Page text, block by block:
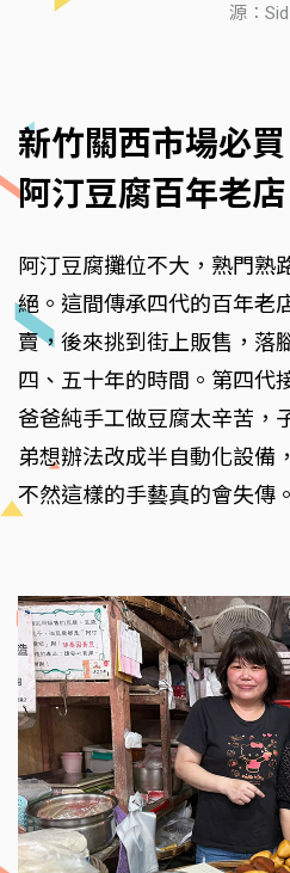
源：Sid
新竹關西市場必
阿汀豆腐百年老店
阿汀豆腐攤位不大，熟門熟
絕。這間傳承四代的百年老
賣，後來挑到街上販售，落
四、五十年的時間。第四代
爸爸純手工做豆腐太辛苦，
弟想辦法改成半自動化設備
不然這樣的手藝真的會失傳。